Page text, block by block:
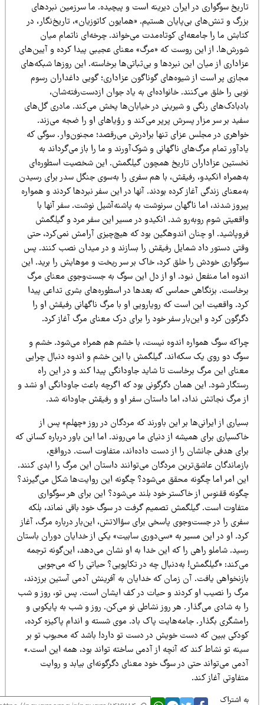
سوگواری در ایران دیرینه است و پیچیده. ما سرزمین نبردهای
و تنش‌های بی‌پایان هستیم. «همایون کاتوزیان»، تاریخ‌نگار، در
ما را جامعه‌ای کوتاه‌مدت می‌خواند. چرخه‌ای ناتمام میان
از این روست که «مرگ» معنای عجیبی پیدا کرده و آیین‌های
از میان این نبردها و بی‌ثباتی‌ها برخاسته. این روزها شبکه‌های
پر است از شیوه‌های گوناگون عزاداری؛ گویی داغداران رسوم
را خلق می‌کنند. خانواده‌ای به یاد جوان ازدست‌رفته‌شان،
رنگی و شیرینی در خیابان‌ها پخش می‌کند. مادری گل‌های
بر سر مزار پسرش پرپر می‌کند و رؤیاهای او را ضجه می‌زند.
در مجلس عزای تنها برادرش می‌رقصد؛ مجنون‌وار. سوگی که
تمام مرگ‌های ناگهانی‌ و شوک‌آورند و ما را باز می‌گرداند به
عزاداران تاریخ همچون گیلگمش. این شخصیت اسطوره‌ای
انکیدو، رفیقش، با هم سفری را به‌سوی جنگل سدر برای رسیدن
زندگی آغاز کرده بودند. آنها در این سفر نبردها کردند و همواره
شدند، اما ناگهان سرنوشت به پاشنه‌آشیل نوشت. سفر آنها با
شوم روبه‌رو شد. انکیدو در مسیر این سفر مرد و گیلگمش
او چنان اندوهگین بود که هیچ‌چیزی آرامش نمی‌کرد، حتی
دستور داد شمایل رفیقش را بسازند و در میدان نصب کنند. پس
خودش را خلق کرد، خاک بر سر ریخت و موهایش را برید. این
اما منفعل نبود. او از دل این سوگ به جست‌وجوی معنای مرگ
بزنگاهی حماسی که بعدها در اسطوره‌های بشری تداعی پیدا
واقعیت این است که رویارویی او با مرگ ناگهانی رفیقش او را
کرد و این‌بار سفر خود را برای درک معنای مرگ آغاز کرد.
سوگ همواره اندوه نیست، با خشم هم همراه می‌شود. خشم و
دو روی یک سکه‌اند. گیلگمش با این خشم و اندوه دنبال چرایی‌
این مرگ برخاست تا شاید جاودانگی پیدا کند و در این راه
شود. این همان دگرگونی بود که اگرچه باعث جاودانگی او نشد و
مرگ نجاتش نداد، اما داستان سفر او و رفیقش جاودانه شد.
از ایرانی‌ها بر این باورند که مردگان در روز «چهلم» پس از
برای همیشه از دنیای ما می‌روند. اما این باور درباره کسانی که
هدفی جانشان را از دست داده‌اند، متفاوت است. درواقع،
عاشق‌ترین مردگان می‌توانند داستان این مرگ‌ را ابدی کنند.
امر اما چگونه محقق می‌شود؟ چگونه این روایت‌ها شکل می‌گیرند؟
ققنوس از خاکستر خود بلند می‌شود؟ این برای هر سوگواری
است. گیلگمش تصمیم گرفت در سوگ خود باقی نماند، بلکه
را در جست‌وجوی پاسخی برای سؤالاتش، این‌بار درباره مرگ، آغاز
او در این مسیر به «سی‌دوری سابیت» یکی از خدایان دوران باستان
شاملو راهی را که این خدا به او نشان می‌دهد، این‌گونه ترجمه
«گیلگمش! به‌دنبال چه در تکاپویی؟ حیاتی را که می‌جویی
یافت. آن زمان‌ که خدایان به آفرینش آدمی آستین برزدند،
را نصیب او کردند و حیات در کف ایشان است. پس تو، روز و شب
به شادی می‌گذار. هر روز نشاطی نو می‌کن. روز و شب به پایکوبی و
بگذار. جامه‌هایت پاک باد. موی شسته و اندام پاکیزه کرده،
ببین که دست خویش در دست تو دارد! باشد که محبوب تو بر
تو نشاط کند که آنچه از آدمی ساخته تواند بود، همه این است.»
می‌تواند حتی در سوگ خود معنای دگرگونه‌ای بیابد و روایت
آغاز کند.
اشتراک